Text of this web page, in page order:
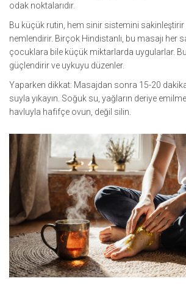
odak noktalarıdır.
Bu küçük rutin, hem sinir sistemini sakinleştirir
nemlendirir. Birçok Hindistanlı, bu masajı her
çocuklara bile küçük miktarlarda uygularlar.
güçlendirir ve uykuyu düzenler.
Yaparken dikkat: Masajdan sonra 15-20 dakika
suyla yıkayın. Soğuk su, yağların deriye
havluyla hafifçe ovun, değil silin.